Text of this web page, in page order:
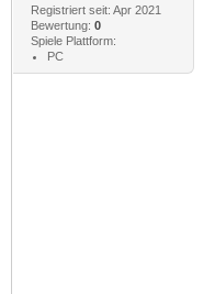
Registriert seit: Apr 2021
Bewertung: 0
Spiele Plattform:
PC